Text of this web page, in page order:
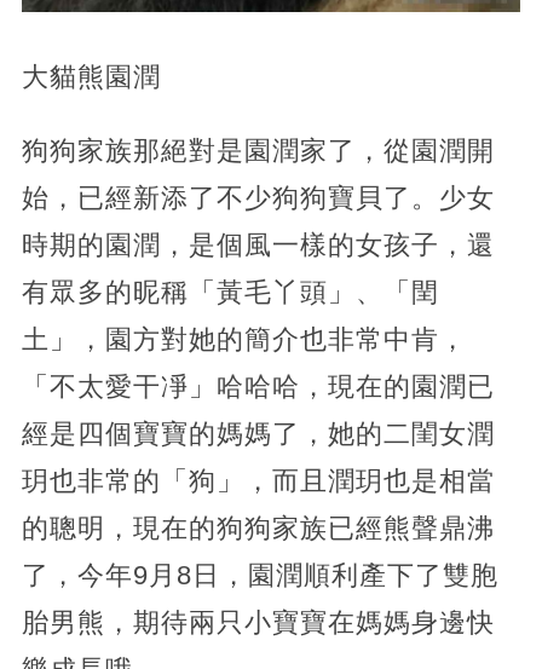
大貓熊園潤
狗狗家族那絕對是園潤家了，從園潤開
始，已經新添了不少狗狗寶貝了。少女
時期的園潤，是個風一樣的女孩子，還
有眾多的昵稱「黃毛丫頭」、「閏
土」，園方對她的簡介也非常中肯，
「不太愛干凈」哈哈哈，現在的園潤已
經是四個寶寶的媽媽了，她的二閨女潤
玥也非常的「狗」，而且潤玥也是相當
的聰明，現在的狗狗家族已經熊聲鼎沸
了，今年9月8日，園潤順利產下了雙胞
胎男熊，期待兩只小寶寶在媽媽身邊快